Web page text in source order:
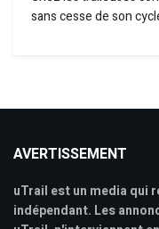
sans cesse de son
AVERTISSEMENT
uTrail est un media qui
indépendant. Les